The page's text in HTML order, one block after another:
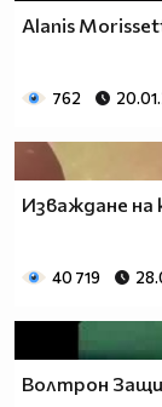
Alanis
762
Изваждане на
40 719
Волтрон